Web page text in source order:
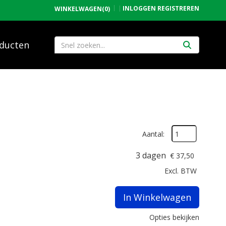
WINKELWAGEN(0) INLOGGEN REGISTREREN
Aantal:
3 dagen € 37,50
Excl. BTW
In Winkelwagen
Opties bekijken